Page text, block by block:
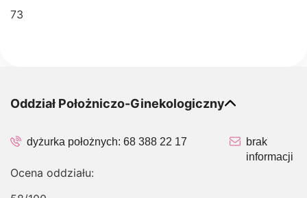
73
Oddział Położniczo-Ginekologiczny
dyżurka położnych: 68 388 22 17
brak
informacji
Ocena oddziału: